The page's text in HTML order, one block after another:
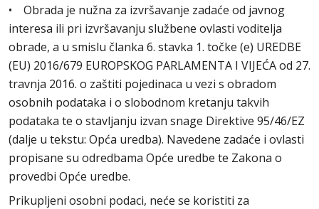
• Obrada je nužna za izvršavanje zadaće od javnog
interesa ili pri izvršavanju službene ovlasti voditelja
obrade, a u smislu članka 6. stavka 1. točke (e) UREDBE
(EU) 2016/679 EUROPSKOG PARLAMENTA I VIJEĆA od 27.
travnja 2016. o zaštiti pojedinaca u vezi s obradom
osobnih podataka i o slobodnom kretanju takvih
podataka te o stavljanju izvan snage Direktive 95/46/EZ
(dalje u tekstu: Opća uredba). Navedene zadaće i ovlasti
propisane su odredbama Opće uredbe te Zakona o
provedbi Opće uredbe.
Prikupljeni osobni podaci, neće se koristiti za